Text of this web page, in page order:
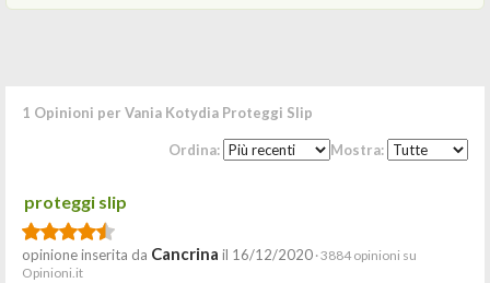
1 Opinioni per Vania Kotydia Proteggi Slip
Ordina: Mostra:
proteggi slip
opinione inserita da Cancrina il 16/12/2020 · 3884 opinioni su
Opinioni.it